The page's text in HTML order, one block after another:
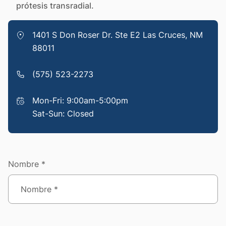
prótesis transradial.
1401 S Don Roser Dr. Ste E2 Las Cruces, NM
88011
(575) 523-2273
Mon-Fri: 9:00am-5:00pm
Sat-Sun: Closed
Nombre *